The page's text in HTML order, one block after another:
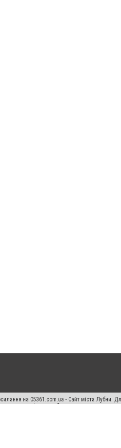
на 05361.com.ua - Сайт міста Лубни.
прав переслідується Законом.